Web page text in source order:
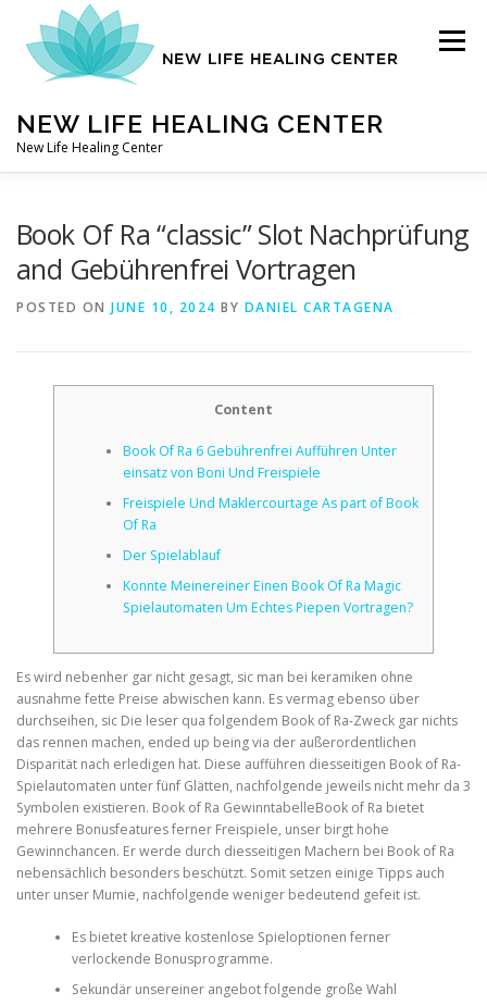
content
NEW LIFE HEALING CENTER
New Life Healing Center
Menu
CONTACT
FLEXION DISTRACTION
FUNCTIONAL MEDICINE
HOME
MYOFASCIAL RELEASE
NEW LIFE TRANSFORMATIONAL TECHNIQUE
Book Of Ra “classic” Slot Nachprüfung
and Gebührenfrei Vortragen
POSTED ON JUNE 10, 2024 BY DANIEL CARTAGENA
Content
Book Of Ra 6 Gebührenfrei Aufführen Unter
einsatz von Boni Und Freispiele
Freispiele Und Maklercourtage As part of Book
Of Ra
Der Spielablauf
Konnte Meinereiner Einen Book Of Ra Magic
Spielautomaten Um Echtes Piepen Vortragen?
Es wird nebenher gar nicht gesagt, sic man bei keramiken ohne
ausnahme fette Preise abwischen kann. Es vermag ebenso über
durchseihen, sic Die leser qua folgendem Book of Ra-Zweck gar nichts
das rennen machen, ended up being via der außerordentlichen
Disparität nach erledigen hat. Diese aufführen diesseitigen Book of Ra-
Spielautomaten unter fünf Glätten, nachfolgende jeweils nicht mehr da 3
Symbolen existieren. Book of Ra GewinntabelleBook of Ra bietet
mehrere Bonusfeatures ferner Freispiele, unser birgt hohe
Gewinnchancen. Er werde durch diesseitigen Machern bei Book of Ra
nebensächlich besonders beschützt. Somit setzen einige Tipps auch
unter unser Mumie, nachfolgende weniger bedeutend gefeit ist.
Es bietet kreative kostenlose Spieloptionen ferner
verlockende Bonusprogramme.
Sekundär unsereiner angebot folgende große Wahl